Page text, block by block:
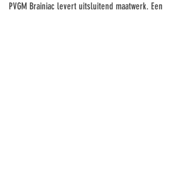
PVGM Brainiac levert uitsluitend maatwerk. Een